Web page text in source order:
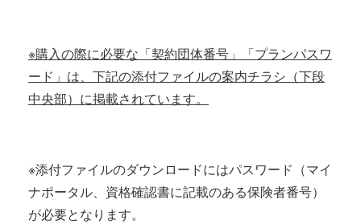
※購入の際に必要な「契約団体番号」「プランパスワ
ード」は、下記の添付ファイルの案内チラシ（下段
中央部）に掲載されています。
※添付ファイルのダウンロードにはパスワード（マイ
ナポータル、資格確認書に記載のある保険者番号）
が必要となります。